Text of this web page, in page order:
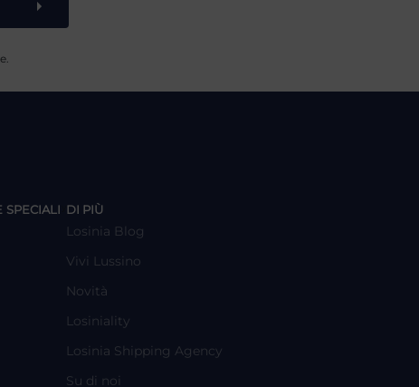
SPECIALI DI PIÙ
Losinia Blog
Vivi Lussino
Novità
Losiniality
Losinia Shipping Agency
Su di noi